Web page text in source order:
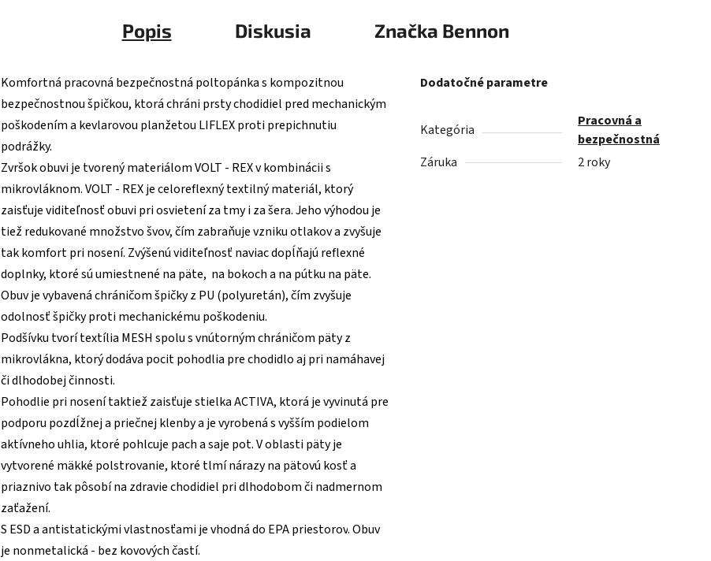
Popis Diskusia Značka Bennon
Komfortná pracovná bezpečnostná poltopánka s kompozitnou
bezpečnostnou špičkou, ktorá chráni prsty chodidiel pred mechanickým
poškodením a kevlarovou planžetou LIFLEX proti prepichnutiu
podrážky.
Zvršok obuvi je tvorený materiálom VOLT - REX v kombinácii s
mikrovláknom. VOLT - REX je celoreflexný textilný materiál, ktorý
zaisťuje viditeľnosť obuvi pri osvietení za tmy i za šera. Jeho výhodou je
tiež redukované množstvo švov, čím zabraňuje vzniku otlakov a zvyšuje
tak komfort pri nosení. Zvýšenú viditeľnosť naviac dopĺňajú reflexné
doplnky, ktoré sú umiestnené na päte, na bokoch a na pútku na päte.
Obuv je vybavená chráničom špičky z PU (polyuretán), čím zvyšuje
odolnosť špičky proti mechanickému poškodeniu.
Podšívku tvorí textília MESH spolu s vnútorným chráničom päty z
mikrovlákna, ktorý dodáva pocit pohodlia pre chodidlo aj pri namáhavej
či dlhodobej činnosti.
Pohodlie pri nosení taktiež zaisťuje stielka ACTIVA, ktorá je vyvinutá pre
podporu pozdĺžnej a priečnej klenby a je vyrobená s vyšším podielom
aktívneho uhlia, ktoré pohlcuje pach a saje pot. V oblasti päty je
vytvorené mäkké polstrovanie, ktoré tlmí nárazy na pätovú kosť a
priaznivo tak pôsobí na zdravie chodidiel pri dlhodobom či nadmernom
zaťažení.
S ESD a antistatickými vlastnosťami je vhodná do EPA priestorov. Obuv
je nonmetalická - bez kovových častí.
Dodatočné parametre
Kategória
Pracovná a
bezpečnostná
Záruka
2 roky